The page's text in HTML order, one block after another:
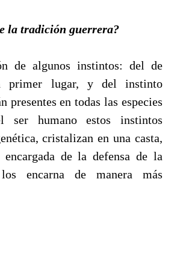
la tradición guerrera?
de algunos instintos: del de
primer lugar, y del instinto
presentes en todas las especies
ser humano estos instintos
cristalizan en una casta,
de la defensa de la
encarna de manera más